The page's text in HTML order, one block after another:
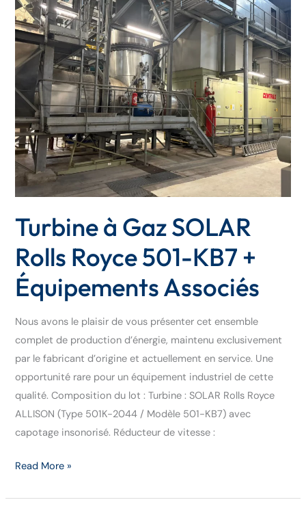
Turbine à Gaz SOLAR
Rolls Royce 501-KB7 +
Équipements Associés
Nous avons le plaisir de vous présenter cet ensemble
complet de production d’énergie, maintenu exclusivement
par le fabricant d’origine et actuellement en service. Une
opportunité rare pour un équipement industriel de cette
qualité. Composition du lot : Turbine : SOLAR Rolls Royce
ALLISON (Type 501K-2044 / Modèle 501-KB7) avec
capotage insonorisé. Réducteur de vitesse :
à
Gaz
SOLAR
Rolls
Royce
501-
KB7
+
Équipements
Associés
Read More »